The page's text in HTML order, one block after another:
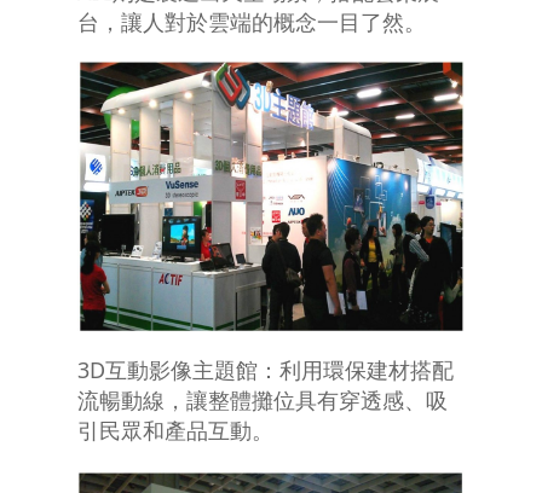
台，讓人對於雲端的概念一目了然。
3D互動影像主題館：利用環保建材搭配
流暢動線，讓整體攤位具有穿透感、吸
引民眾和產品互動。